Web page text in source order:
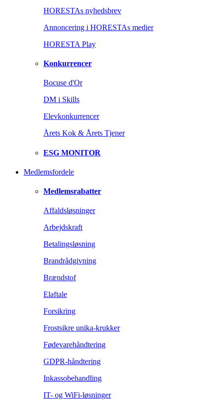
HORESTAs nyhedsbrev
Annoncering i HORESTAs medier
HORESTA Play
Konkurrencer
Bocuse d'Or
DM i Skills
Elevkonkurrencer
Årets Kok & Årets Tjener
ESG MONITOR
Medlemsfordele
Medlemsrabatter
Affaldsløsninger
Arbejdskraft
Betalingsløsning
Brandrådgivning
Brændstof
Elaftale
Forsikring
Frostsikre unika-krukker
Fødevarehåndtering
GDPR-håndtering
Inkassobehandling
IT- og WiFi-løsninger